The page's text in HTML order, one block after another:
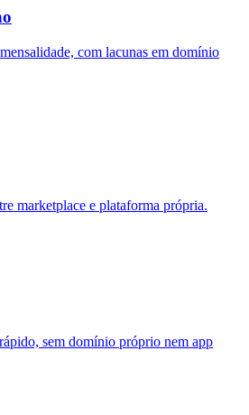
com lacunas em domínio
marketplace e plataforma própria.
sem domínio próprio nem app